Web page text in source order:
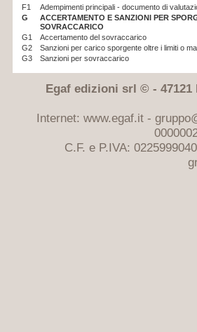
F1
Adempimenti principali - documento di
G
ACCERTAMENTO E SANZIONI PER
SOVRACCARICO
G1
Accertamento del sovraccarico
G2
Sanzioni per carico sporgente oltre i limiti o
G3
Sanzioni per sovraccarico
Egaf edizioni srl © - 47121
Internet: www.egaf.it -
C.F. e P.IVA: